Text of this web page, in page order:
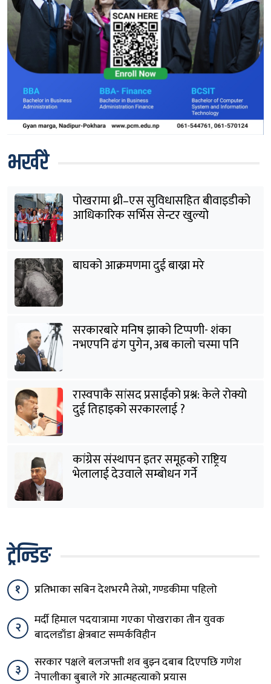
भर्खरै
पोखरामा थ्री–एस सुविधासहित बीवाइडीको
आधिकारिक सर्भिस सेन्टर खुल्यो
बाघको आक्रमणमा दुई बाख्रा मरे
सरकारबारे मनिष झाको टिप्पणी- शंका
नभएपनि ढंग पुगेन, अब कालो चस्मा पनि
रास्वपाकै सांसद प्रसाईंको प्रश्न: केले रोक्यो
दुई तिहाइको सरकारलाई ?
कांग्रेस संस्थापन इतर समूहको राष्ट्रिय
भेलालाई देउवाले सम्बोधन गर्ने
ट्रेन्डिङ
१ प्रतिभाका सबिन देशभरमै तेस्रो, गण्डकीमा पहिलो
२
मर्दी हिमाल पदयात्रामा गएका पोखराका तीन युवक
बादलडाँडा क्षेत्रबाट सम्पर्कविहीन
३
सरकार पक्षले बलजफ्ती शव बुझ्न दबाब दिएपछि गणेश
नेपालीका बुबाले गरे आत्महत्याको प्रयास